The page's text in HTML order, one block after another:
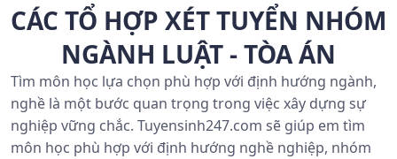
CÁC TỔ HỢP XÉT TUYỂN NHÓM
NGÀNH LUẬT - TÒA ÁN
Tìm môn học lựa chọn phù hợp với định hướng ngành,
nghề là một bước quan trọng trong việc xây dựng sự
nghiệp vững chắc. Tuyensinh247.com sẽ giúp em tìm
môn học phù hợp với định hướng nghề nghiệp, nhóm